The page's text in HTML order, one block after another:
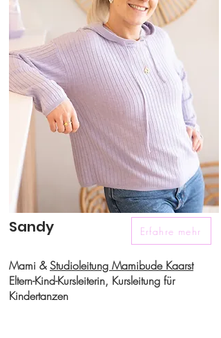
Sandy Erfahre mehr
Mami &Studioleitung Mamibude Kaarst
Eltern-Kind-Kursleiterin, Kursleitung für
Kindertanzen